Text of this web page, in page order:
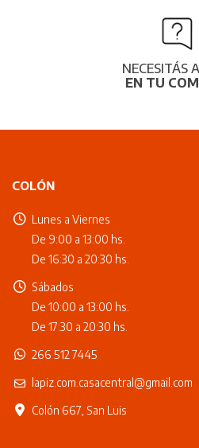
NECESITÁS
EN TU
COLÓN
Lunes a Viernes
De 9:00 a 13:00 hs.
De 16:30 a 20:30 hs.
Sábados
De 10:00 a 13:00 hs.
De 17:30 a 20:30 hs.
266 512 7445
lapiz.com.casacentral@gmail.com
Colón 667, San Luis